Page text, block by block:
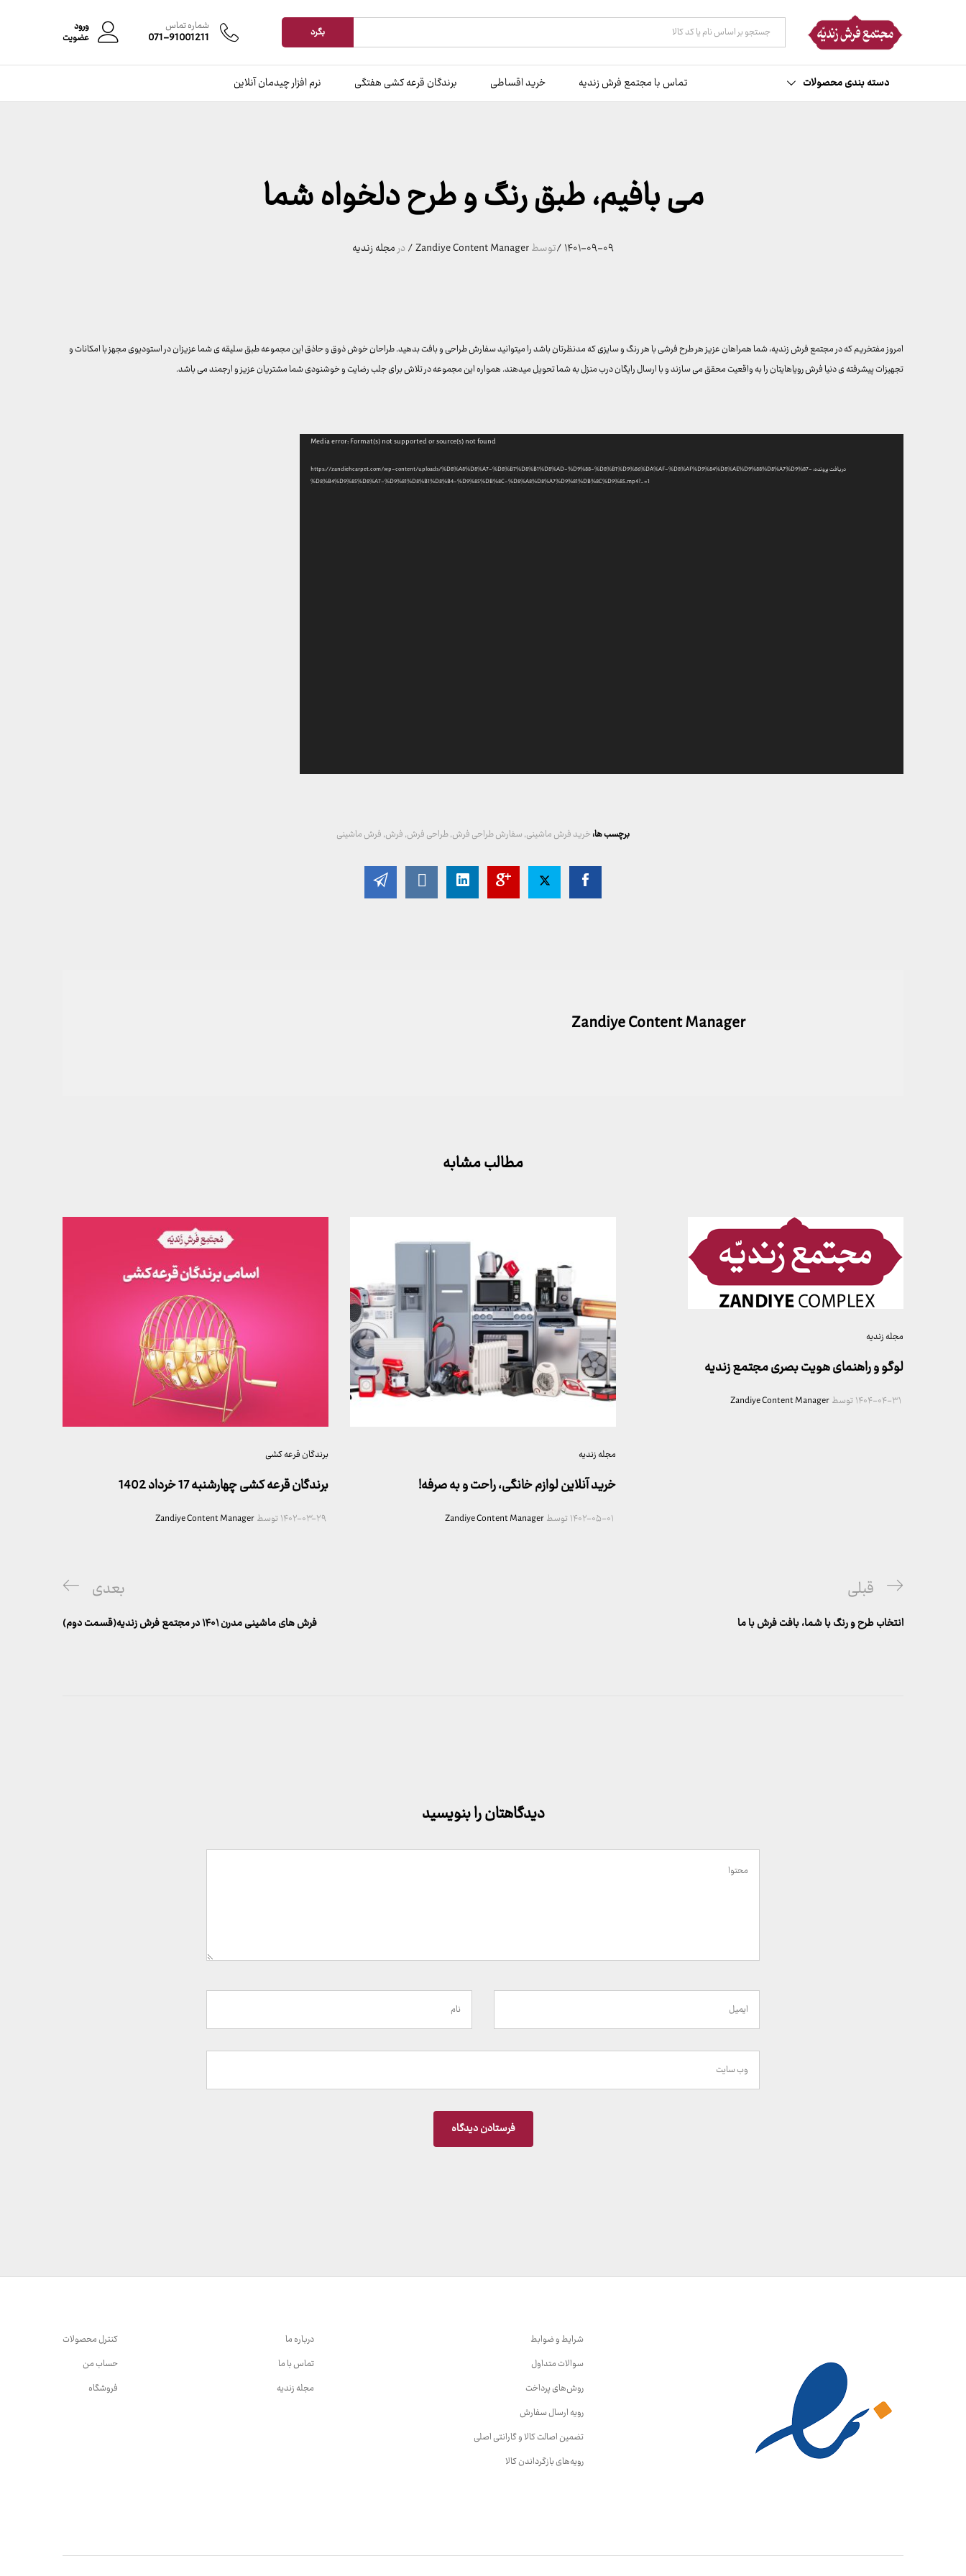
همه دسته ها بگرد شماره تماس
071-91001211
ورود
عضویت
دسته بندی محصولات تماس با مجتمع فرش زندیه خرید اقساطی برندگان قرعه کشی هفتگی نرم افزار چیدمان آنلاین
می بافیم، طبق رنگ و طرح دلخواه شما
۱۴۰۱-۰۹-۰۹/توسطZandiye Content Manager
/درمجله زندیه
امروز مفتخریم که در مجتمع فرش زندیه، شما همراهان عزیز هر طرح فرشی با هر رنگ و سایزی که مدنظرتان باشد را میتوانید سفارش طراحی و بافت بدهید. طراحان خوش ذوق و حاذق این مجموعه طبق سلیقه ی شما عزیزان در استودیوی مجهز با امکانات و
تجهیزات پیشرفته ی دنیا فرش رویاهایتان را به واقعیت محقق می سازند و با ارسال رایگان درب منزل به شما تحویل میدهند. همواره این مجموعه در تلاش برای جلب رضایت و خوشنودی شما مشتریان عزیز و ارجمند می باشد.
Media error: Format(s) not supported or source(s) not found
دریافت پرونده: https://zandiehcarpet.com/wp-content/uploads/%D8%A8%D8%A7-%D8%B7%D8%B1%D8%AD-%D9%88-%D8%B1%D9%86%DA%AF-%D8%AF%D9%84%D8%AE%D9%88%D8%A7%D9%87-
%D8%B4%D9%85%D8%A7-%D9%81%D8%B1%D8%B4-%D9%85%DB%8C-%D8%A8%D8%A7%D9%81%DB%8C%D9%85.mp4?_=1
برچسب ها:خرید فرش ماشینی,سفارش طراحی فرش,طراحی فرش,فرش,فرش ماشینی
Zandiye Content Manager
مطالب مشابه
مجله زندیه
لوگو و راهنمای هویت بصری مجتمع زندیه
۱۴۰۴-۰۴-۳۱توسطZandiye Content Manager
مجله زندیه
خرید آنلاین لوازم خانگی، راحت و به صرفه!
۱۴۰۲-۰۵-۰۱توسطZandiye Content Manager
برندگان قرعه کشی
برندگان قرعه کشی چهارشنبه 17 خرداد 1402
۱۴۰۲-۰۳-۲۹توسطZandiye Content Manager
راهبری
نوشته
پست
قبلی
قبلی
انتخاب طرح و رنگ با شما، بافت فرش با ما
پست
بعدی
بعدی
فرش های ماشینی مدرن ۱۴۰۱ در مجتمع فرش زندیه(قسمت دوم)
دیدگاهتان را بنویسید
شرایط و ضوابط
سوالات متداول
روش‌های پرداخت
رویه ارسال سفارش
تضمین اصالت کالا و گارانتی اصلی
رویه‌های بازگرداندن کالا
درباره ما
تماس با ما
مجله زندیه
کنترل محصولات
حساب من
فروشگاه